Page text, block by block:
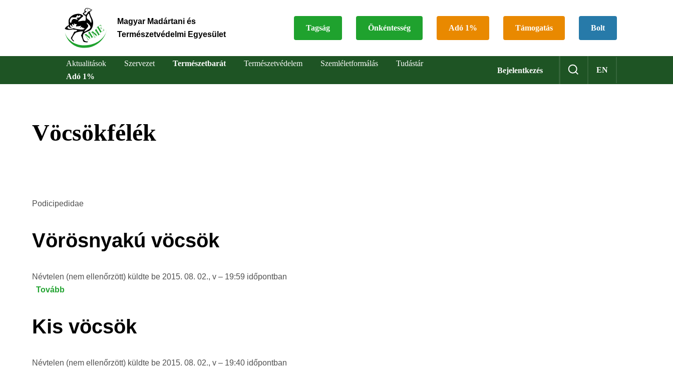
Magyar Madártani és
Természetvédelmi Egyesület
Top
Tagság Önkéntesség Adó 1% Támogatás Bolt
Bejelentkezés EN
Main
Aktualitások Szervezet Természetbarát Természetvédelem Szemléletformálás
Tudástár
Adó 1%
Vöcsökfélék
Podicipedidae
Vörösnyakú vöcsök
Névtelen (nem ellenőrzött) küldte be 2015. 08. 02., v – 19:59 időpontban
Tovább
Kis vöcsök
Névtelen (nem ellenőrzött) küldte be 2015. 08. 02., v – 19:40 időpontban